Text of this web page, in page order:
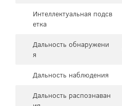
Интеллектуальная подсв
етка
Дальность обнаружени
я
Дальность наблюдения
Дальность распознаван